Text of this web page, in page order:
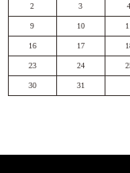
2 3 4
9 10
16 17
23 24
30 31